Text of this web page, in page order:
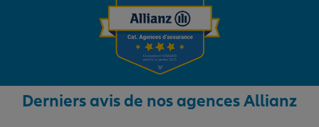
Derniers avis de nos agences Allianz